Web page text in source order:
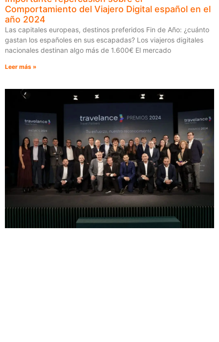
Comportamiento del Viajero Digital español en el
año 2024
Las capitales europeas, destinos preferidos Fin de Año: ¿cuánto
gastan los españoles en sus escapadas? Los viajeros digitales
nacionales destinan algo más de 1.600€ El mercado
Leer más »